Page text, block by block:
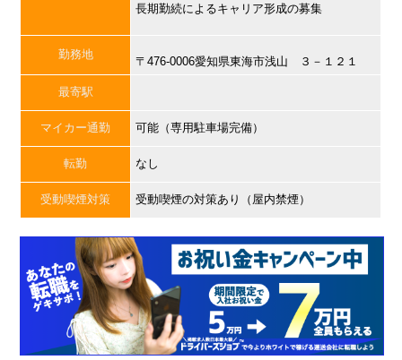
長期勤続によるキャリア形成の募集
勤務地
〒476-0006愛知県東海市浅山 ３－１２１
最寄駅
マイカー通勤 可能（専用駐車場完備）
転勤 なし
受動喫煙対策 受動喫煙の対策あり（屋内禁煙）